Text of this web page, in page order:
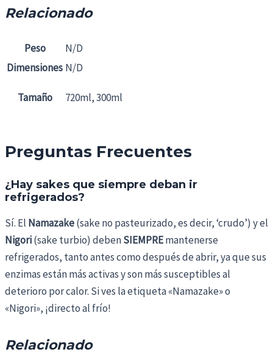
Relacionado
Peso
N/D
Dimensiones N/D
Tamaño 720ml, 300ml
Preguntas Frecuentes
¿Hay sakes que siempre deban ir
refrigerados?
Sí. El Namazake(sake no pasteurizado, es decir, ‘crudo’) y el
Nigori(sake turbio) debenSIEMPREmantenerse
refrigerados, tanto antes como después de abrir, ya que sus
enzimas están más activas y son más susceptibles al
deterioro por calor. Si ves la etiqueta «Namazake» o
«Nigori», ¡directo al frío!
Relacionado